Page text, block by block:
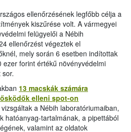
ellenőrzésének legfőbb célja a
kiszűrése volt. A vármegyei
felügyelői a Nébih
ellenőrzést végeztek el
mely során 6 esetben indítottak
ezer forint értékű növényvédelmi
13 macskák számára
elleni spot-on
a Nébih laboratóriumaiban,
hatóanyag-tartalmának, a pipettából
valamint az oldatok